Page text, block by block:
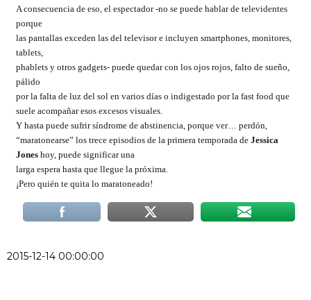
A consecuencia de eso, el espectador -no se puede hablar de televidentes
porque
las pantallas exceden las del televisor e incluyen smartphones, monitores,
tablets,
phablets y otros gadgets- puede quedar con los ojos rojos, falto de sueño,
pálido
por la falta de luz del sol en varios días o indigestado por la fast food que
suele acompañar esos excesos visuales.
Y hasta puede sufrir síndrome de abstinencia, porque ver… perdón,
“maratonearse” los trece episodios de la primera temporada de Jessica
Jones hoy, puede significar una
larga espera hasta que llegue la próxima.
¡Pero quién te quita lo maratoneado!
2015-12-14 00:00:00